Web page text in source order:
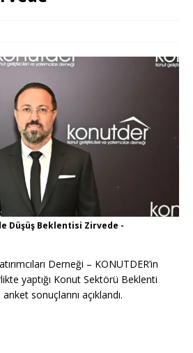
Düşüş Beklentisi Zirvede -
Derneği – KONUTDER’in
yaptığı Konut Sektörü Beklenti
sonuçlarını açıklandı.